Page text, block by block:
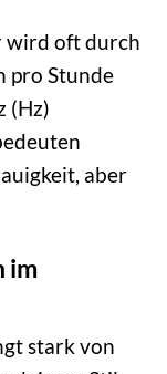
wird oft durch
pro Stunde
(Hz)
aber
im
stark von